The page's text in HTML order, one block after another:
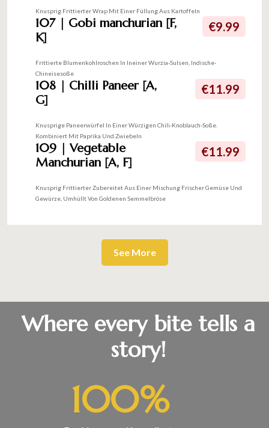
Knusprig Frittierter Wrap Mit Einer Füllung Aus Kartoffeln
107 | Gobi manchurian [F,
K]
€9.99
Frittierte Blumenkohlroschen In Ineiner Wurzia-Sulsen, Indische-
Chineisesoße
108 | Chilli Paneer [A,
G]
€11.99
Knusprige Paneerwürfel In Einer Würzigen Chili-Knoblauch-Soße.
Kombiniert Mit Paprika Und Zwiebeln
109 | Vegetable
Manchurian [A, F]
€11.99
Knusprig Frittierter Zubereitet Aus Einer Mischung Frischer Gemüse Und
Gewürze, Umhüllt Von Goldenen Semmelbröse
See More
Where every bite tells a
story!
100%